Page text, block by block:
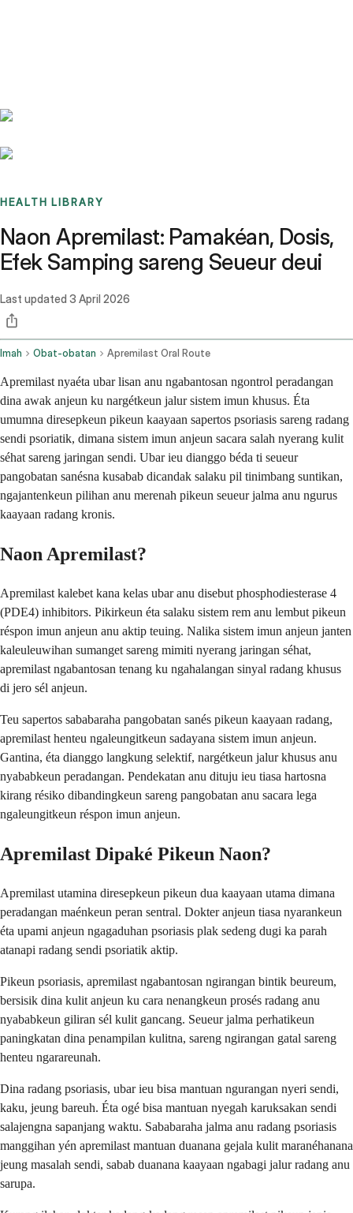
HEALTH LIBRARY
Naon Apremilast: Pamakéan, Dosis,
Efek Samping sareng Seueur deui
Last updated 3 April 2026
Imah Obat-obatan Apremilast Oral Route
Apremilast nyaéta ubar lisan anu ngabantosan ngontrol peradangan
dina awak anjeun ku nargétkeun jalur sistem imun khusus. Éta
umumna diresepkeun pikeun kaayaan sapertos psoriasis sareng radang
sendi psoriatik, dimana sistem imun anjeun sacara salah nyerang kulit
séhat sareng jaringan sendi. Ubar ieu dianggo béda ti seueur
pangobatan sanésna kusabab dicandak salaku pil tinimbang suntikan,
ngajantenkeun pilihan anu merenah pikeun seueur jalma anu ngurus
kaayaan radang kronis.
Naon Apremilast?
Apremilast kalebet kana kelas ubar anu disebut phosphodiesterase 4
(PDE4) inhibitors. Pikirkeun éta salaku sistem rem anu lembut pikeun
réspon imun anjeun anu aktip teuing. Nalika sistem imun anjeun janten
kaleuleuwihan sumanget sareng mimiti nyerang jaringan séhat,
apremilast ngabantosan tenang ku ngahalangan sinyal radang khusus
di jero sél anjeun.
Teu sapertos sababaraha pangobatan sanés pikeun kaayaan radang,
apremilast henteu ngaleungitkeun sadayana sistem imun anjeun.
Gantina, éta dianggo langkung selektif, nargétkeun jalur khusus anu
nyababkeun peradangan. Pendekatan anu dituju ieu tiasa hartosna
kirang résiko dibandingkeun sareng pangobatan anu sacara lega
ngaleungitkeun réspon imun anjeun.
Apremilast Dipaké Pikeun Naon?
Apremilast utamina diresepkeun pikeun dua kaayaan utama dimana
peradangan maénkeun peran sentral. Dokter anjeun tiasa nyarankeun
éta upami anjeun ngagaduhan psoriasis plak sedeng dugi ka parah
atanapi radang sendi psoriatik aktip.
Pikeun psoriasis, apremilast ngabantosan ngirangan bintik beureum,
bersisik dina kulit anjeun ku cara nenangkeun prosés radang anu
nyababkeun giliran sél kulit gancang. Seueur jalma perhatikeun
paningkatan dina penampilan kulitna, sareng ngirangan gatal sareng
henteu ngarareunah.
Dina radang psoriasis, ubar ieu bisa mantuan ngurangan nyeri sendi,
kaku, jeung bareuh. Éta ogé bisa mantuan nyegah karuksakan sendi
salajengna sapanjang waktu. Sababaraha jalma anu radang psoriasis
manggihan yén apremilast mantuan duanana gejala kulit maranéhanana
jeung masalah sendi, sabab duanana kaayaan ngabagi jalur radang anu
sarupa.